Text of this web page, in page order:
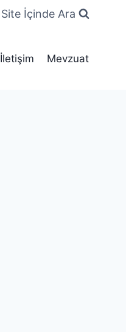
Site İçinde Ara
İletişim Mevzuat